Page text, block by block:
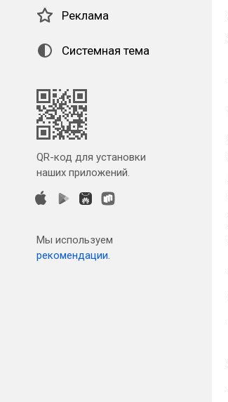
Реклама
Системная тема
QR-код для установки
наших приложений.
Мы используем
рекомендации.